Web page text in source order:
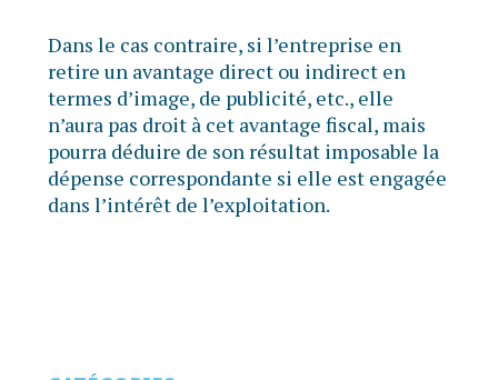
Dans le cas contraire, si l’entreprise en
retire un avantage direct ou indirect en
termes d’image, de publicité, etc., elle
n’aura pas droit à cet avantage fiscal, mais
pourra déduire de son résultat imposable la
dépense correspondante si elle est engagée
dans l’intérêt de l’exploitation.